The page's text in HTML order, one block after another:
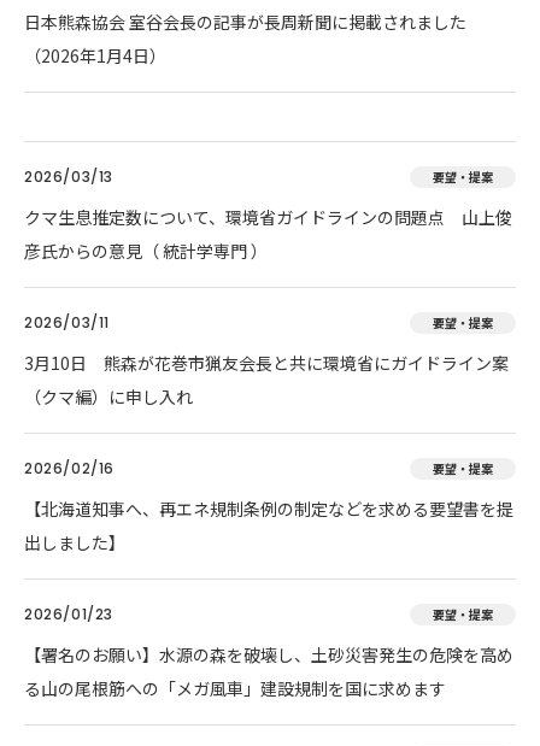
日本熊森協会 室谷会長の記事が長周新聞に掲載されました
（2026年1月4日）
2026/03/13 要望・提案
クマ生息推定数について、環境省ガイドラインの問題点 山上俊
彦氏からの意見（ 統計学専門 ）
2026/03/11 要望・提案
3月10日 熊森が花巻市猟友会長と共に環境省にガイドライン案
（クマ編）に申し入れ
2026/02/16 要望・提案
【北海道知事へ、再エネ規制条例の制定などを求める要望書を提
出しました】
2026/01/23 要望・提案
【署名のお願い】水源の森を破壊し、土砂災害発生の危険を高め
る山の尾根筋への「メガ風車」建設規制を国に求めます